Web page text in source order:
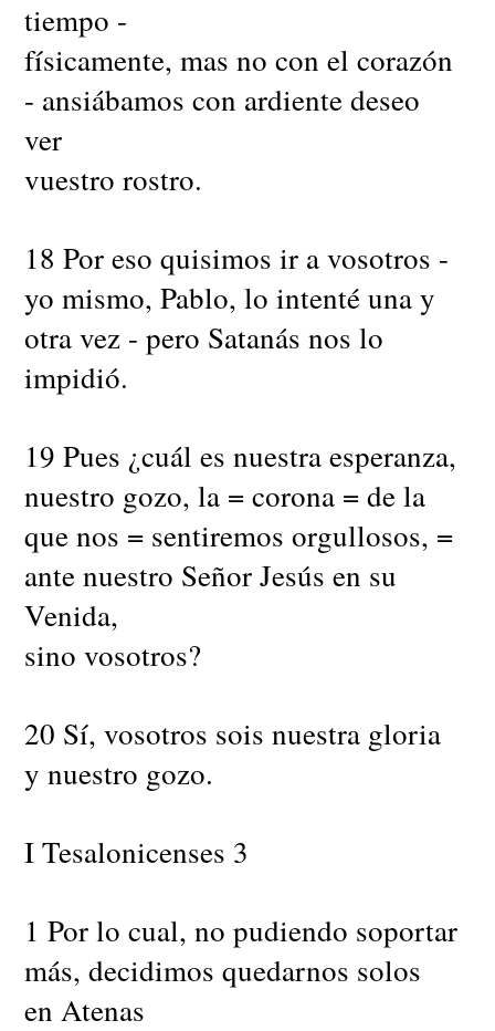
tiempo -
físicamente, mas no con el corazón
- ansiábamos con ardiente deseo
ver
vuestro rostro.
18 Por eso quisimos ir a vosotros -
yo mismo, Pablo, lo intenté una y
otra vez - pero Satanás nos lo
impidió.
19 Pues ¿cuál es nuestra esperanza,
nuestro gozo, la = corona = de la
que nos = sentiremos orgullosos, =
ante nuestro Señor Jesús en su
Venida,
sino vosotros?
20 Sí, vosotros sois nuestra gloria
y nuestro gozo.
I Tesalonicenses 3
1 Por lo cual, no pudiendo soportar
más, decidimos quedarnos solos
en Atenas